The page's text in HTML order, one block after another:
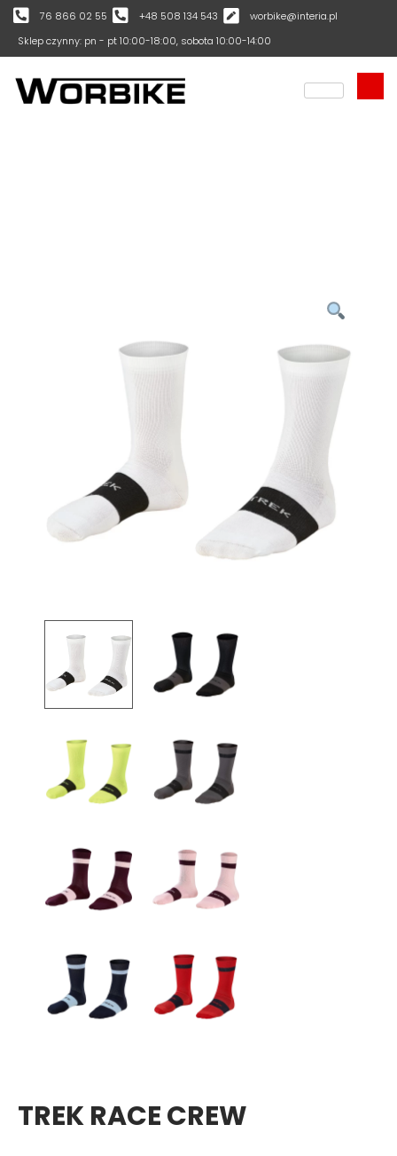
76 866 02 55 +48 508 134 543
worbike@interia.pl
Sklep czynny: pn - pt 10:00-18:00, sobota 10:00-14:00
TREK RACE CREW